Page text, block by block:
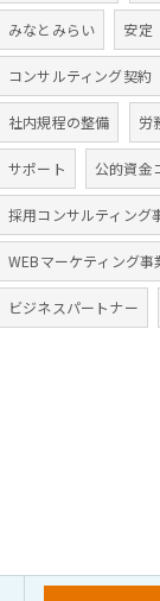
みなとみらい 安定
コンサルティング契約
社内規程の整備 労
サポート 公的資金
採用コンサルティング
WEBマーケティング事
ビジネスパートナー